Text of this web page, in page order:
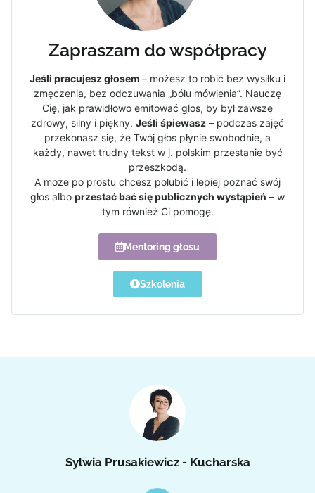
Zapraszam do współpracy
Jeśli pracujesz głosem – możesz to robić bez wysiłku i
zmęczenia, bez odczuwania „bólu mówienia”. Nauczę
Cię, jak prawidłowo emitować głos, by był zawsze
zdrowy, silny i piękny. Jeśli śpiewasz – podczas zajęć
przekonasz się, że Twój głos płynie swobodnie, a
każdy, nawet trudny tekst w j. polskim przestanie być
przeszkodą.
A może po prostu chcesz polubić i lepiej poznać swój
głos albo przestać bać się publicznych wystąpień – w
tym również Ci pomogę.
Mentoring głosu
Szkolenia
Sylwia Prusakiewicz - Kucharska